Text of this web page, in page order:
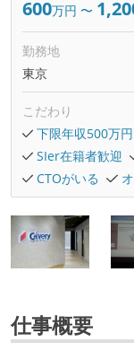
600万円 〜
勤務地
東京
こだわり
下限年収500万
SIer在籍者歓迎
CTOがいる
仕事概要